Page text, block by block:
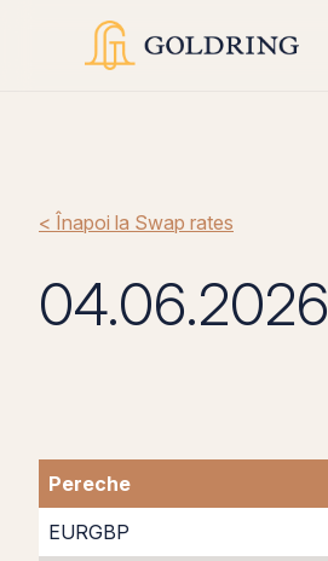
< Înapoi la Swap rates
04.06.2026
Pereche
EURGBP